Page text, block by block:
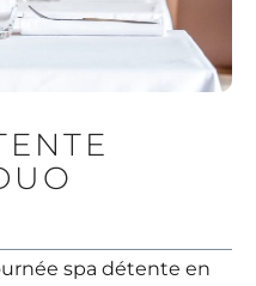
spa détente en